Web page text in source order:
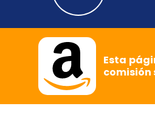
Esta
comisión